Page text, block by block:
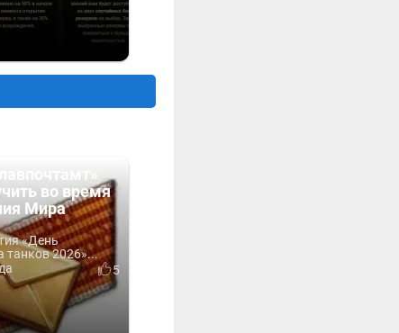
во время
Мира
«День
танков 2026»...
5